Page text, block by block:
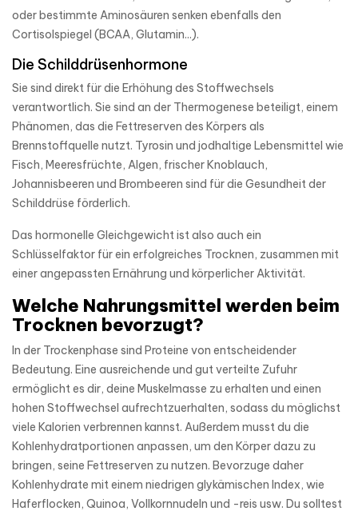
oder bestimmte Aminosäuren senken ebenfalls den
Cortisolspiegel (BCAA, Glutamin...).
Die Schilddrüsenhormone
Sie sind direkt für die Erhöhung des Stoffwechsels
verantwortlich. Sie sind an der Thermogenese beteiligt, einem
Phänomen, das die Fettreserven des Körpers als
Brennstoffquelle nutzt. Tyrosin und jodhaltige Lebensmittel wie
Fisch, Meeresfrüchte, Algen, frischer Knoblauch,
Johannisbeeren und Brombeeren sind für die Gesundheit der
Schilddrüse förderlich.
Das hormonelle Gleichgewicht ist also auch ein
Schlüsselfaktor für ein erfolgreiches Trocknen, zusammen mit
einer angepassten Ernährung und körperlicher Aktivität.
Welche Nahrungsmittel werden beim
Trocknen bevorzugt?
In der Trockenphase sind Proteine von entscheidender
Bedeutung. Eine ausreichende und gut verteilte Zufuhr
ermöglicht es dir, deine Muskelmasse zu erhalten und einen
hohen Stoffwechsel aufrechtzuerhalten, sodass du möglichst
viele Kalorien verbrennen kannst. Außerdem musst du die
Kohlenhydratportionen anpassen, um den Körper dazu zu
bringen, seine Fettreserven zu nutzen. Bevorzuge daher
Kohlenhydrate mit einem niedrigen glykämischen Index, wie
Haferflocken, Quinoa, Vollkornnudeln und -reis usw. Du solltest